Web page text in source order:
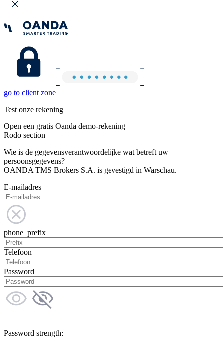
go to client zone
Test onze rekening
Open een gratis Oanda demo-rekening
Rodo section
Wie is de gegevensverantwoordelijke wat betreft uw
persoonsgegevens?
OANDA TMS Brokers S.A. is gevestigd in Warschau.
E-mailadres
phone_prefix
Telefoon
Password
Password strength: